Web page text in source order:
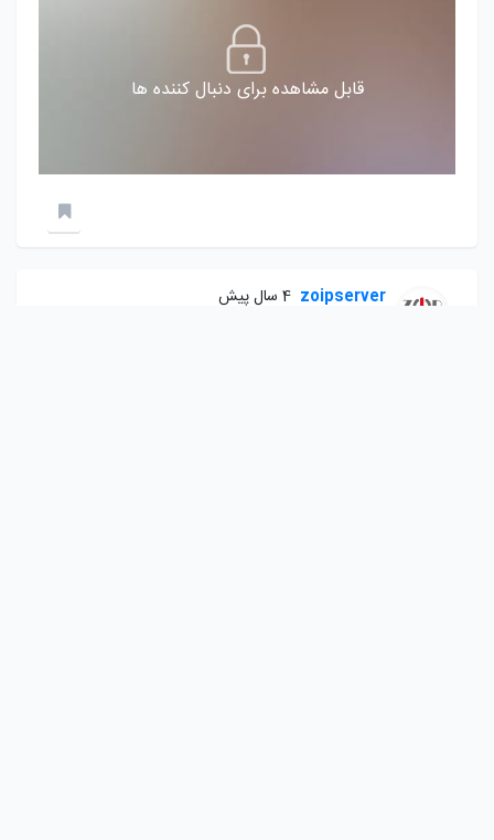
قابل مشاهده برای دنبال کننده ها
zoipserver 4 سال پیش